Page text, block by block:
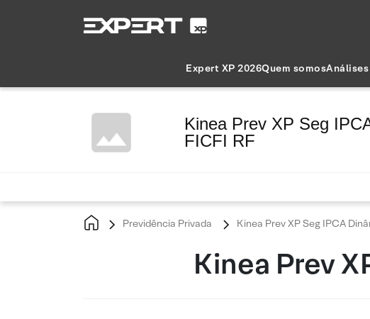
Expert XP 2026Quem somosAnálises
Kinea Prev XP Seg
FICFI RF
Previdência Privada Kinea Prev XP Seg IPCA
Kinea Prev